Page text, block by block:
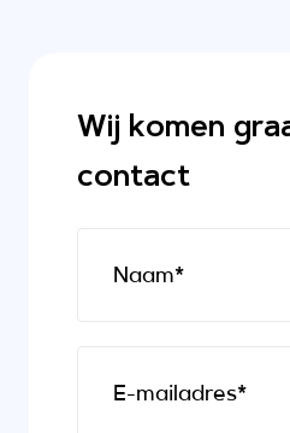
Wij komen
contact
Naam*
E-mailadres*